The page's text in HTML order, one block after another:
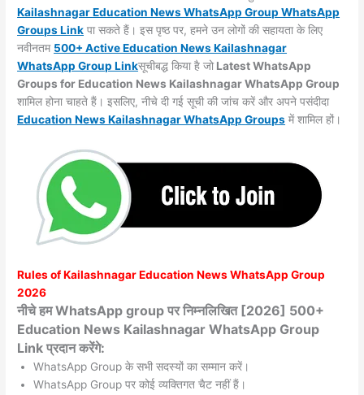
KailashnagarEducation News WhatsApp Group WhatsApp
GroupsLink पा सकते हैं। इस पृष्ठ पर, हमने उन लोगों की सहायता के लिए
नवीनतम 500+ Active Education News Kailashnagar
WhatsApp Group Linkसूचीबद्ध किया है जो Latest WhatsApp
Groups for Education News Kailashnagar WhatsApp Group
शामिल होना चाहते हैं। इसलिए, नीचे दी गई सूची की जांच करें और अपने पसंदीदा
Education News Kailashnagar WhatsAppGroups में शामिल हों।
Rules ofKailashnagarEducation News WhatsApp Group
2026
नीचे हम WhatsApp group पर निम्नलिखित [2026] 500+
Education News Kailashnagar WhatsApp Group
Link प्रदान करेंगे:
WhatsApp Group के सभी सदस्यों का सम्मान करें।
WhatsApp Group पर कोई व्यक्तिगत चैट नहीं हैं।